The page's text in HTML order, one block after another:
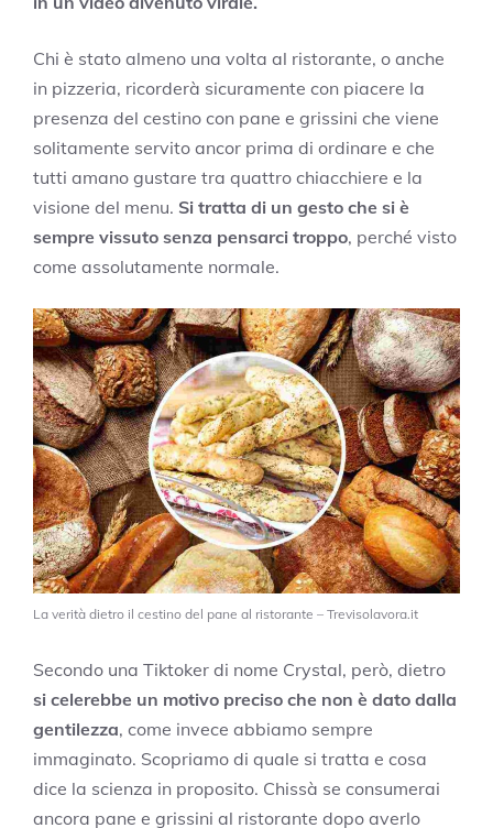
Chi è stato almeno una volta al ristorante, o anche
in pizzeria, ricorderà sicuramente con piacere la
presenza del cestino con pane e grissini che viene
solitamente servito ancor prima di ordinare e che
tutti amano gustare tra quattro chiacchiere e la
visione del menu. Si tratta di un gesto che si è
sempre vissuto senza pensarci troppo, perché visto
come assolutamente normale.
La verità dietro il cestino del pane al ristorante – Trevisolavora.it
Secondo una Tiktoker di nome Crystal, però, dietro
si celerebbe un motivo preciso che non è dato dalla
gentilezza, come invece abbiamo sempre
immaginato. Scopriamo di quale si tratta e cosa
dice la scienza in proposito. Chissà se consumerai
ancora pane e grissini al ristorante dopo averlo